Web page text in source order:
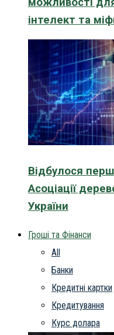
інтелект та
Відбулося
Асоціації
України
Гроші та Фінанси
All
Банки
Кредитні картки
Кредитування
Курс долара